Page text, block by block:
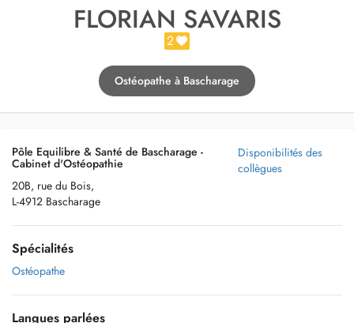
FLORIAN SAVARIS
2
Ostéopathe à Bascharage
Pôle Equilibre & Santé de Bascharage -
Cabinet d'Ostéopathie
20B, rue du Bois,
L-4912 Bascharage
Disponibilités des
collègues
Spécialités
Ostéopathe
Langues parlées